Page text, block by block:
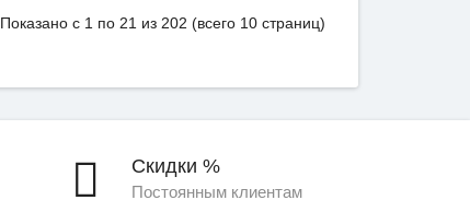
Показано с 1 по 21 из 202 (всего 10 страниц)
Скидки %
Постоянным клиентам